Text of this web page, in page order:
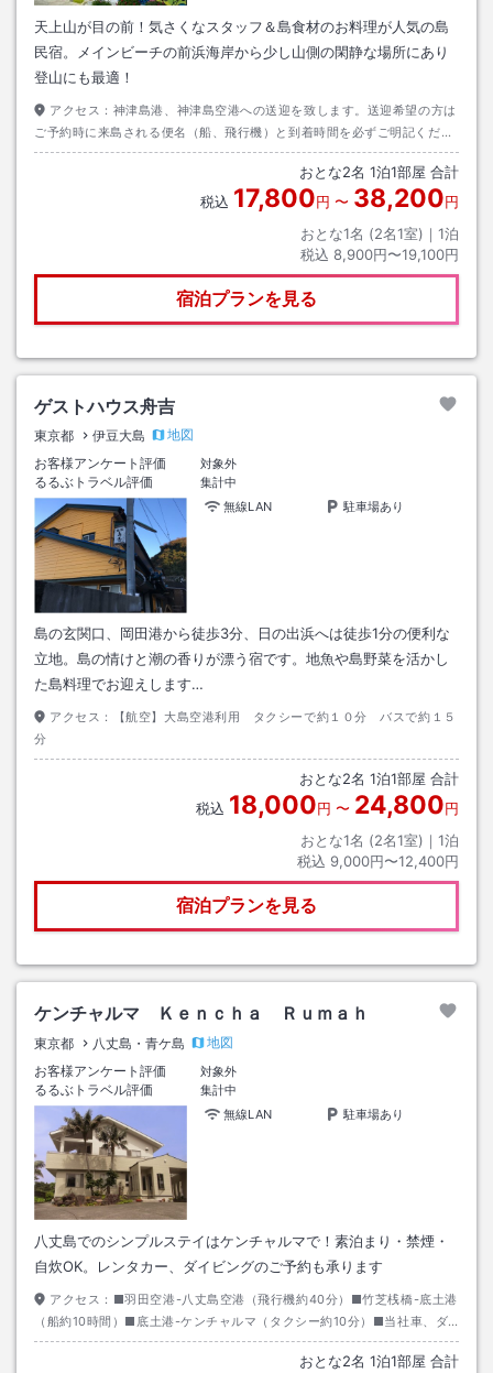
天上山が目の前！気さくなスタッフ＆島食材のお料理が人気の島
民宿。メインビーチの前浜海岸から少し山側の閑静な場所にあり
登山にも最適！
アクセス： 神津島港、神津島空港への送迎を致します。送迎希望の方は
ご予約時に来島される便名（船、飛行機）と到着時間を必ずご明記くださ
い
おとな2名 1泊1部屋 合計
税込 17,800円 〜 38,200円
おとな1名 (2名1室)｜ 1泊
税込 8,900円〜19,100円
宿泊プランを見る
ゲストハウス舟吉
東京都 伊豆大島
地図
お客様アンケート評価
対象外
るるぶトラベル評価
集計中
無線LAN
駐車場あり
島の玄関口、岡田港から徒歩3分、日の出浜へは徒歩1分の便利な
立地。島の情けと潮の香りが漂う宿です。地魚や島野菜を活かし
た島料理でお迎えします…
アクセス：
【航空】大島空港利用 タクシーで約１０分 バスで約１５
分
おとな2名 1泊1部屋 合計
税込 18,000円 〜 24,800円
おとな1名 (2名1室)｜ 1泊
税込 9,000円〜12,400円
宿泊プランを見る
ケンチャルマ Ｋｅｎｃｈａ Ｒｕｍａｈ
東京都 八丈島・青ケ島
地図
お客様アンケート評価
対象外
るるぶトラベル評価
集計中
無線LAN
駐車場あり
八丈島でのシンプルステイはケンチャルマで！素泊まり・禁煙・
自炊OK。レンタカー、ダイビングのご予約も承ります
アクセス： ■羽田空港-八丈島空港（飛行機約40分）■竹芝桟橋-底土港
（船約10時間）■底土港-ケンチャルマ（タクシー約10分）■当社車、ダ
イビング予約時は空港・港へ送迎あり
おとな2名 1泊1部屋 合計